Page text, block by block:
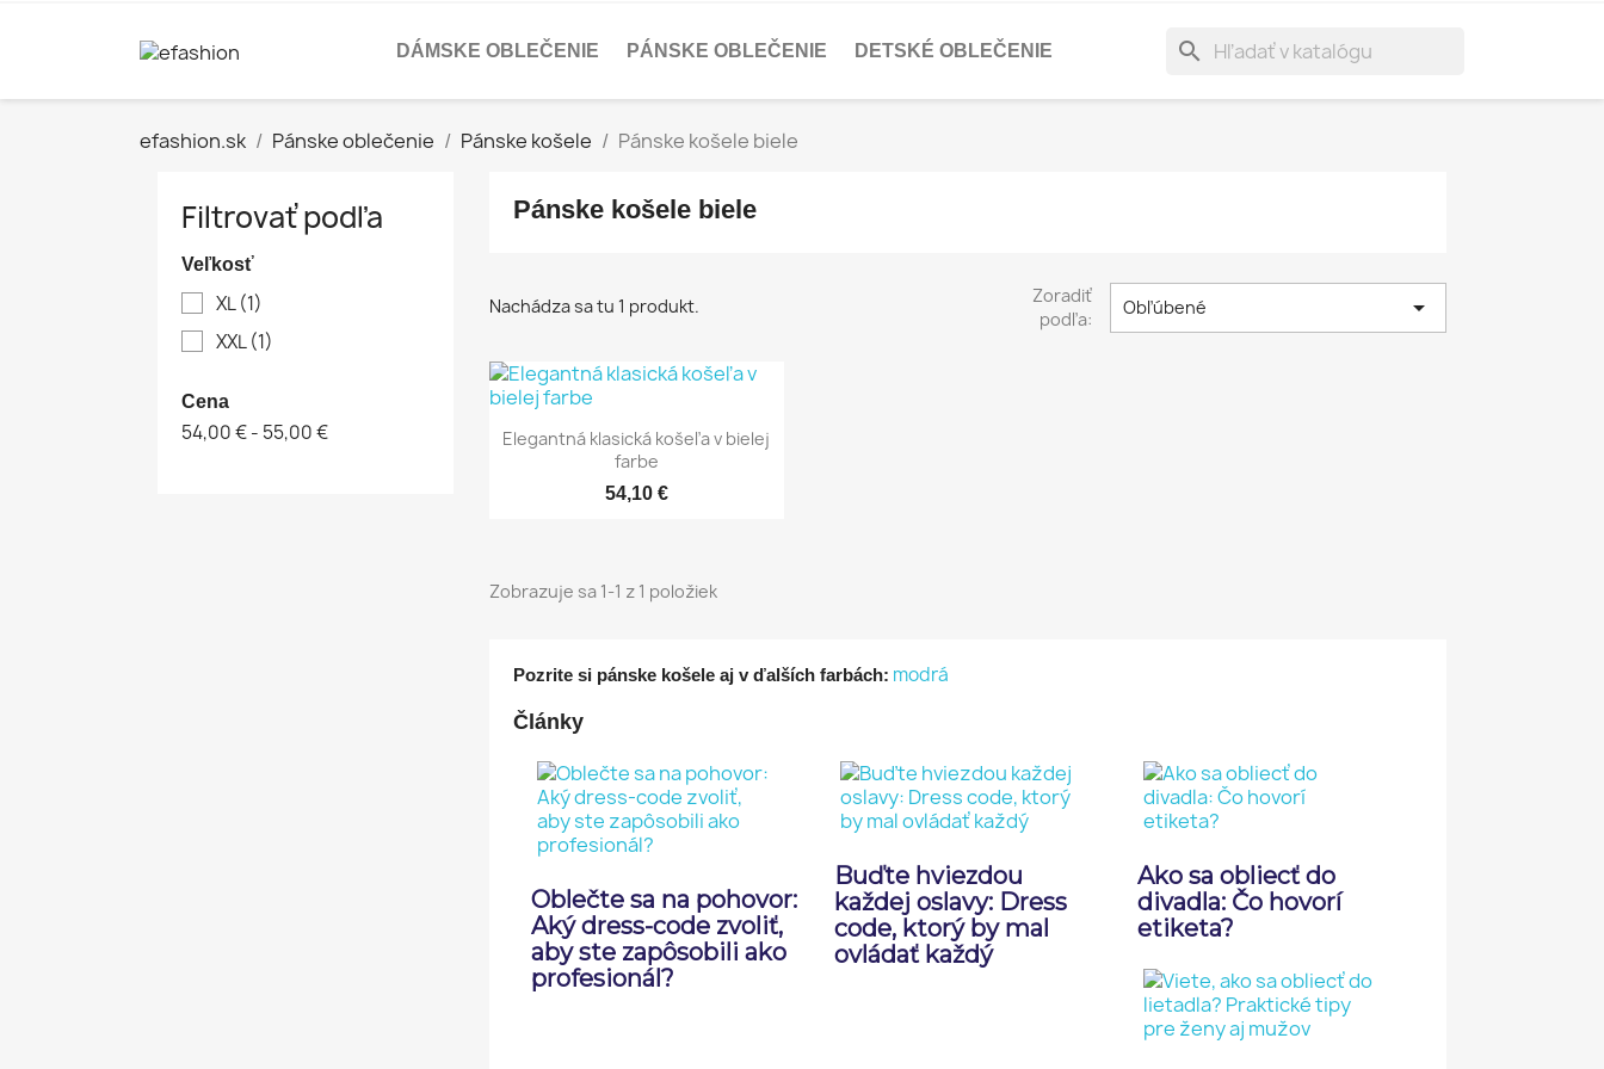
DÁMSKE OBLEČENIE PÁNSKE OBLEČENIE DETSKÉ OBLEČENIE search
efashion.sk Pánske oblečenie Pánske košele Pánske košele biele
Filtrovať podľa
Veľkosť
XL(1)
XXL(1)
Cena
54,00 € - 55,00 €
Pánske košele biele
Nachádza sa tu 1 produkt.
Zoradiť
podľa:
Obľúbené 
Elegantná klasická košeľa v bielej
farbe
54,10 €
Zobrazuje sa 1-1 z 1 položiek
Pozrite si pánske košele aj v ďalších farbách: modrá
Články
Oblečte sa na pohovor:
Aký dress-code zvoliť,
aby ste zapôsobili ako
profesionál?
Buďte hviezdou
každej oslavy: Dress
code, ktorý by mal
ovládať každý
Ako sa obliecť do
divadla: Čo hovorí
etiketa?